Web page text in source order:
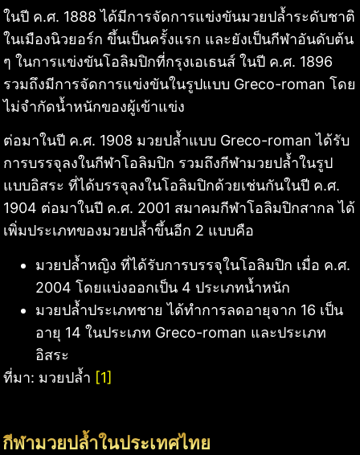
ในปี ค.ศ. 1888 ได้มีการจัดการแข่งขันมวยปล้ำระดับชาติ
ในเมืองนิวยอร์ก ขึ้นเป็นครั้งแรก และยังเป็นกีฬาอันดับต้น
ๆ ในการแข่งขันโอลิมปิกที่กรุงเอเธนส์ ในปี ค.ศ. 1896
รวมถึงมีการจัดการแข่งขันในรูปแบบ Greco-roman โดย
ไม่จำกัดน้ำหนักของผู้เข้าแข่ง
ต่อมาในปี ค.ศ. 1908 มวยปล้ำแบบ Greco-roman ได้รับ
การบรรจุลงในกีฬาโอลิมปิก รวมถึงกีฬามวยปล้ำในรูป
แบบอิสระ ที่ได้บรรจุลงในโอลิมปิกด้วยเช่นกันในปี ค.ศ.
1904 ต่อมาในปี ค.ศ. 2001 สมาคมกีฬาโอลิมปิกสากล ได้
เพิ่มประเภทของมวยปล้ำขึ้นอีก 2 แบบคือ
มวยปล้ำหญิง ที่ได้รับการบรรจุในโอลิมปิก เมื่อ ค.ศ.
2004 โดยแบ่งออกเป็น 4 ประเภทน้ำหนัก
มวยปล้ำประเภทชาย ได้ทำการลดอายุจาก 16 เป็น
อายุ 14 ในประเภท Greco-roman และประเภท
อิสระ
ที่มา: มวยปล้ำ [1]
กีฬามวยปล้ำในประเทศไทย